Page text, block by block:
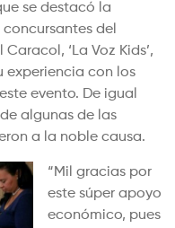
se destacó la
del
‘La Voz Kids’,
experiencia con los
evento. De igual
algunas de las
a la noble causa.
“Mil gracias por
este súper apoyo
económico, pues